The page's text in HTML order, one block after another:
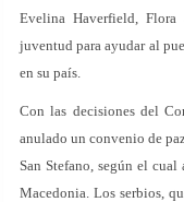
Evelina Haverfield, Flora
juventud para ayudar al
en su país.
Con las decisiones del
anulado un convenio de
San Stefano, según el
Macedonia. Los serbios,